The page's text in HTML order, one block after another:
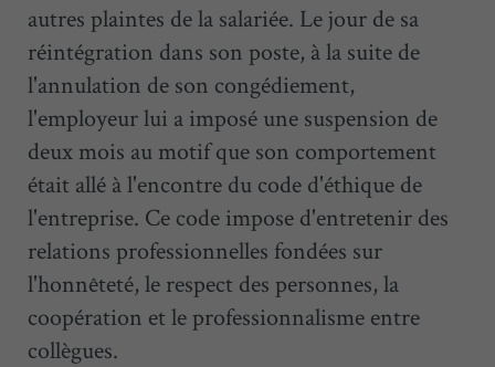
autres plaintes de la salariée. Le jour de sa
réintégration dans son poste, à la suite de
l'annulation de son congédiement,
l'employeur lui a imposé une suspension de
deux mois au motif que son comportement
était allé à l'encontre du code d'éthique de
l'entreprise. Ce code impose d'entretenir des
relations professionnelles fondées sur
l'honnêteté, le respect des personnes, la
coopération et le professionnalisme entre
collègues.